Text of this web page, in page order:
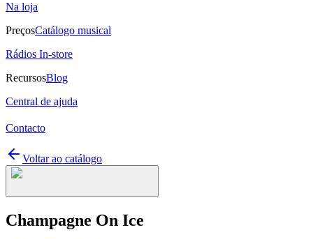
Na loja
PreçosCatálogo musical
Rádios In-store
RecursosBlog
Central de ajuda
Contacto
Voltar ao catálogo
Champagne On Ice